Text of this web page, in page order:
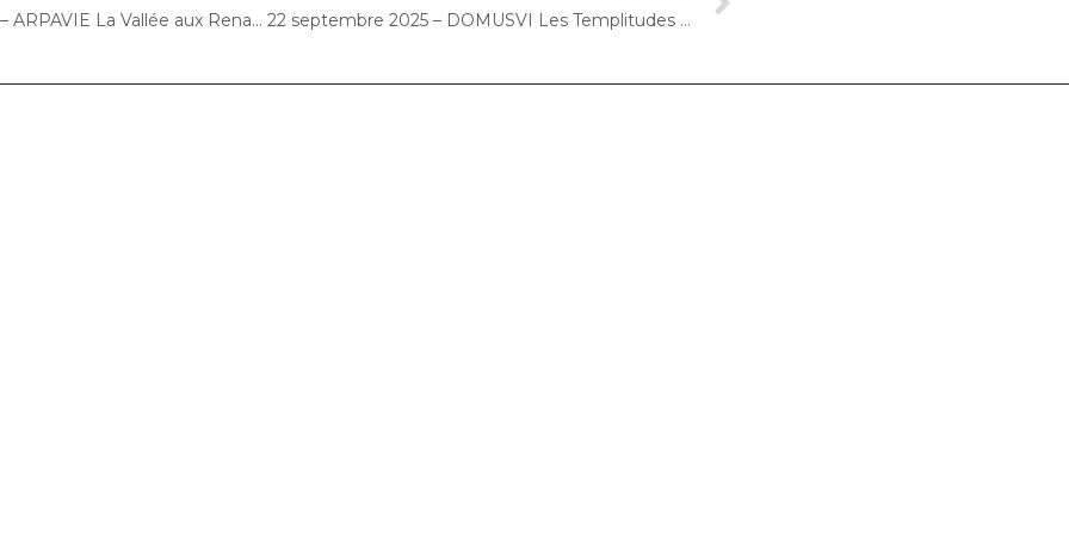
15 septembre 2025 – ARPAVIE La Vallée aux Renards (L’Haÿ-les-Roses) : Concert « Gelato-Cello Solo » 22 septembre 2025 – DOMUSVI Les Templitudes « Parc Clause » (Brétigny-sur-Orge) : Atelier « Chantons Ensemble »